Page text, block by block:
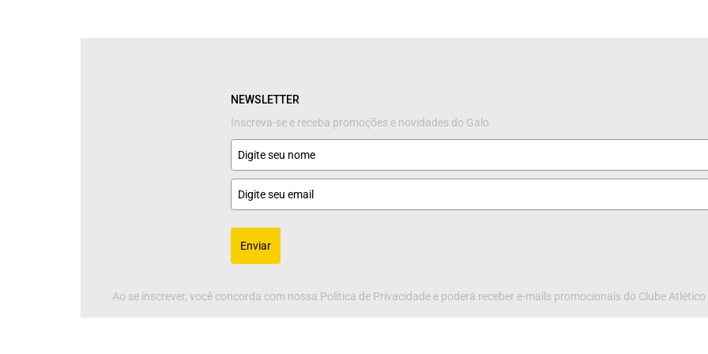
NEWSLETTER
Inscreva-se e receba promoções e novidades do Galo
Enviar
Ao se inscrever, você concorda com nossa Política de Privacidade e poderá receber e-mails promocionais do Clube Atlético